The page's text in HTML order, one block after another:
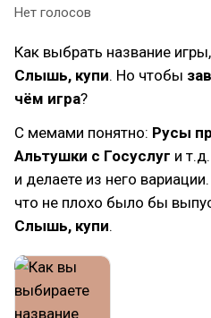
Нет голосов
Как выбрать название
Слышь, купи. Но чтобы
чём игра?
С мемами понятно: Русы
Альтушки с Госуслуг и
и делаете из него
что не плохо было бы
Слышь, купи.